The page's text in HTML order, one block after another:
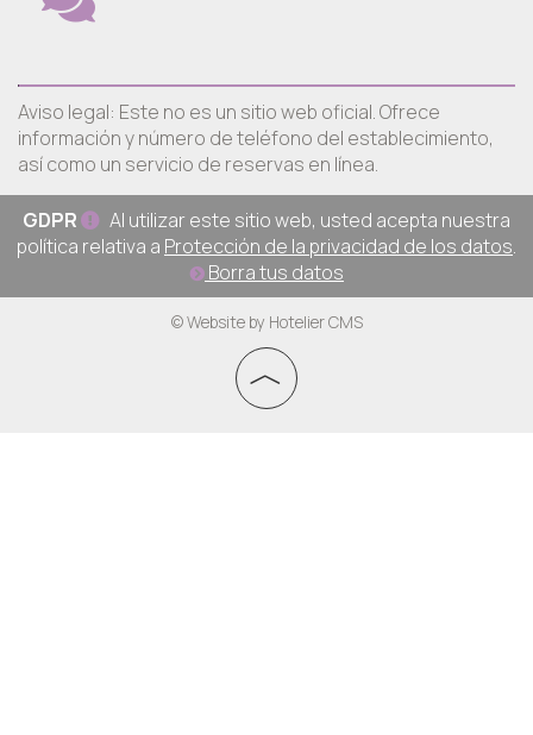
Aviso legal: Este no es un sitio web oficial. Ofrece
información y número de teléfono del establecimiento,
así como un servicio de reservas en línea.
GDPR
Al utilizar este sitio web, usted acepta nuestra
política relativa a Protección de la privacidad de los datos.
Borra tus datos
© Website by Hotelier CMS
︿